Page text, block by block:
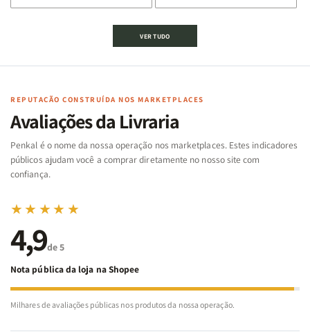
de
Cartas
Famílias
Bíblia
-
Penkal
de
Jogo
Cartas
Famílias
da
Bíblia
-
Penkal
de
Jogo
|
de
de
|
VER TUDO
REPUTAÇÃO CONSTRUÍDA NOS MARKETPLACES
Avaliações da Livraria
Penkal é o nome da nossa operação nos marketplaces. Estes indicadores
públicos ajudam você a comprar diretamente no nosso site com
confiança.
★★★★★
4,9de 5
Nota pública da loja na Shopee
Milhares de avaliações públicas nos produtos da nossa operação.